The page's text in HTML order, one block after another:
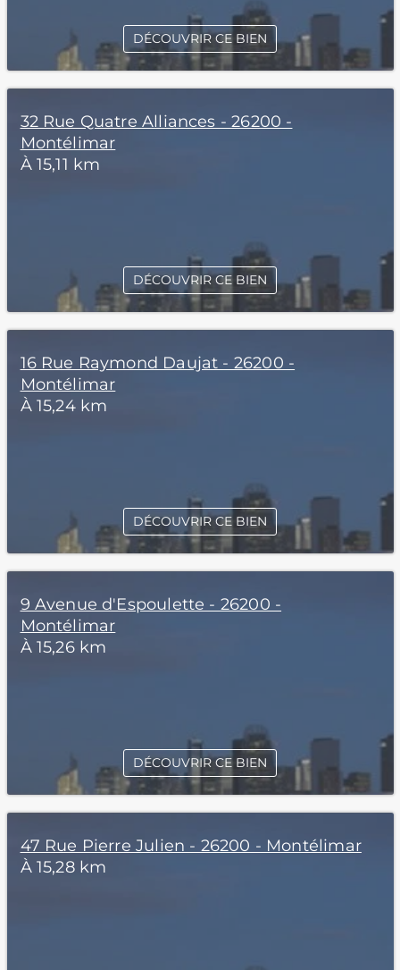
DÉCOUVRIR CE BIEN
32 Rue Quatre Alliances - 26200 -
Montélimar
À 15,11 km
DÉCOUVRIR CE BIEN
16 Rue Raymond Daujat - 26200 -
Montélimar
À 15,24 km
DÉCOUVRIR CE BIEN
9 Avenue d'Espoulette - 26200 -
Montélimar
À 15,26 km
DÉCOUVRIR CE BIEN
47 Rue Pierre Julien - 26200 - Montélimar
À 15,28 km